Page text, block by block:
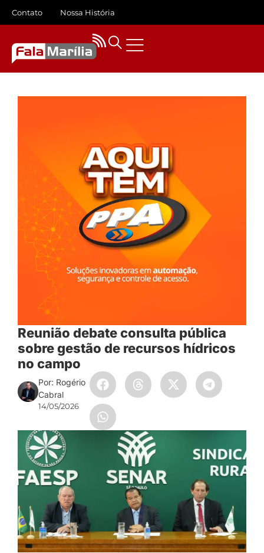
Contato Nossa História
Reunião debate consulta pública
sobre gestão de recursos hídricos
no campo
Por: Rogério
Cabral
14/05/2026